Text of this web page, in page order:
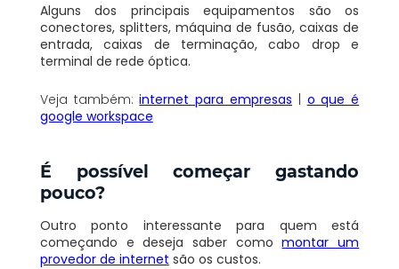
Alguns dos principais equipamentos são os
conectores, splitters, máquina de fusão, caixas de
entrada, caixas de terminação, cabo drop e
terminal de rede óptica.
Veja também:internet para empresas | o que é
google workspace
É possível começar gastando
pouco?
Outro ponto interessante para quem está
começando e deseja saber comomontar um
provedor de internet são os custos.